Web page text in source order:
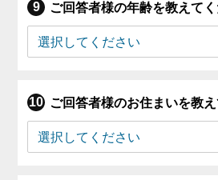
ご回答者様の年齢を教えてく
ご回答者様のお住まいを教え